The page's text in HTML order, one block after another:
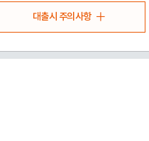
대출시 주의사항